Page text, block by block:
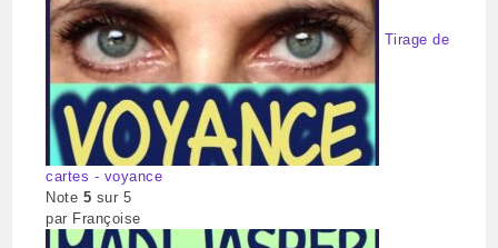
Tirage de
cartes - voyance
Note 5 sur 5
par Françoise